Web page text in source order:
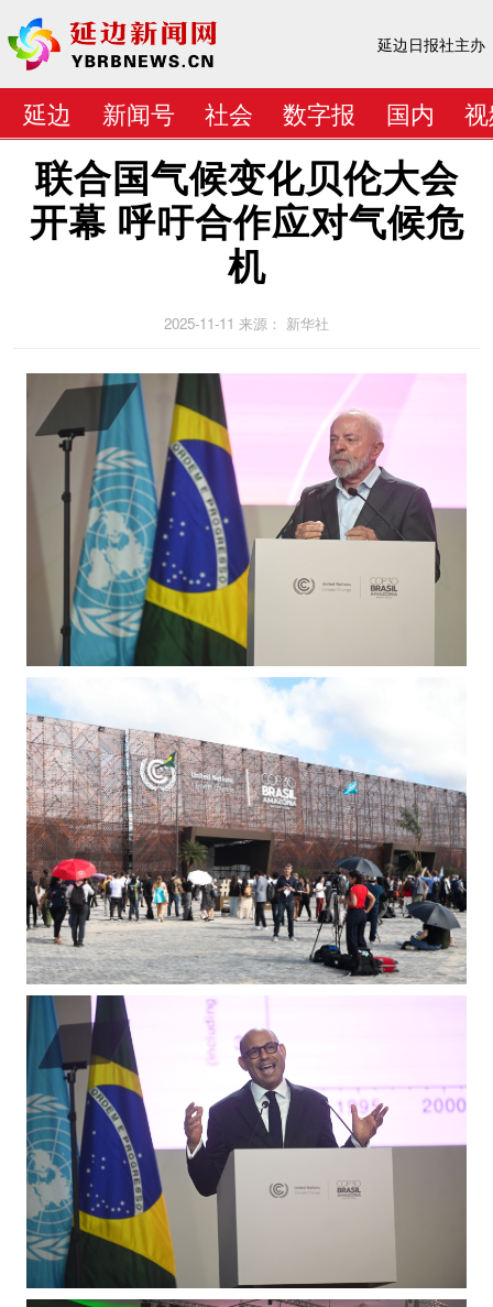
延边日报社主办
延边 新闻号 社会 数字报 国内
联合国气候变化贝伦大会
开幕 呼吁合作应对气候危
机
2025-11-11 来源： 新华社